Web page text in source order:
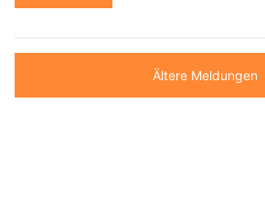
Ältere Meldungen